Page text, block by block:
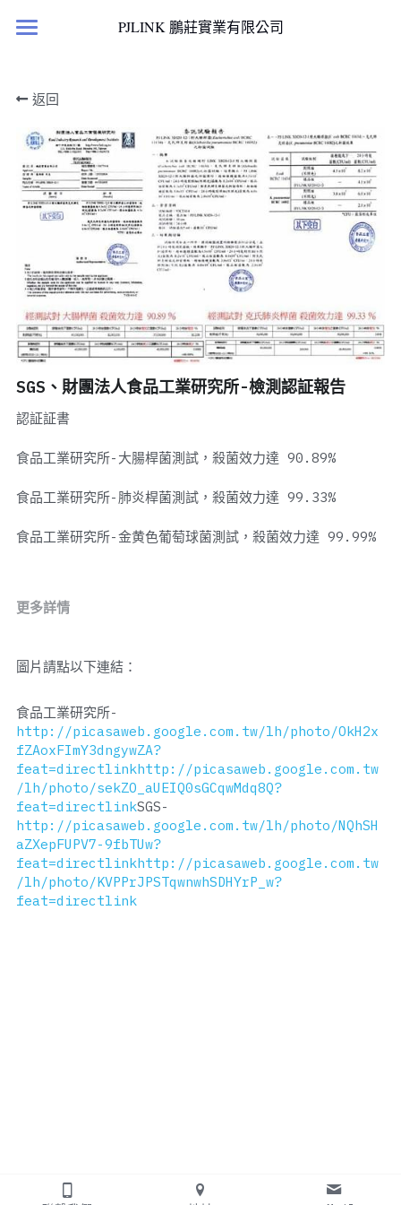
PJLINK 鵬莊實業有限公司
產品櫥窗
滅菌淨化產品
居家人造小太陽
檢測報告與證書
最新消息
國科計劃
客戶實績
案例文獻
聯絡我們
返回
SGS、財團法人食品工業研究所-檢測認証報告
認証証書
食品工業研究所-大腸桿菌測試，殺菌效力達 90.89%
食品工業研究所-肺炎桿菌測試，殺菌效力達 99.33%
食品工業研究所-金黄色葡萄球菌測試，殺菌效力達 99.99%
更多詳情
圖片請點以下連結：
食品工業研究所-
http://picasaweb.google.com.tw/lh/photo/OkH2x
fZAoxFImY3dngywZA?
feat=directlinkhttp://picasaweb.google.com.tw
/lh/photo/sekZO_aUEIQ0sGCqwMdq8Q?
feat=directlinkSGS-
http://picasaweb.google.com.tw/lh/photo/NQhSH
aZXepFUPV7-9fbTUw?
feat=directlinkhttp://picasaweb.google.com.tw
/lh/photo/KVPPrJPSTqwnwhSDHYrP_w?
feat=directlink
部落格分類
所有博客分類
案例文獻
國科計畫